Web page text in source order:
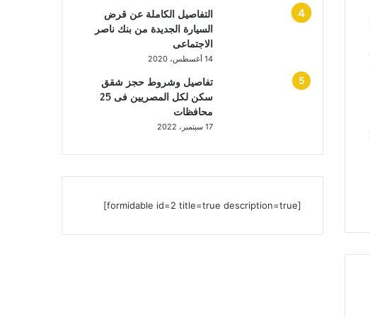
التفاصيل الكاملة عن قرض
السيارة الجديدة من بنك ناصر
الاجتماعى
14 أغسطس، 2020
تفاصيل وشروط حجز شقق
سكن لكل المصريين فى 25
محافظات
17 سبتمبر، 2022
[formidable id=2 title=true description=true]